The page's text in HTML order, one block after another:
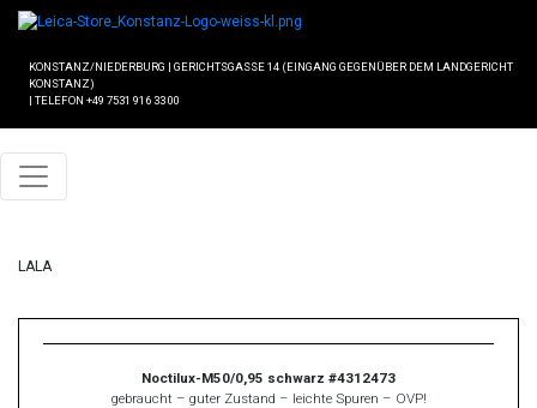
KONSTANZ/NIEDERBURG | GERICHTSGASSE 14 (EINGANG GEGENÜBER DEM LANDGERICHT
KONSTANZ)
| TELEFON +49 7531 916 33 00
LALA
Noctilux-M50/0,95 schwarz #4312473
gebraucht – guter Zustand – leichte Spuren – OVP!